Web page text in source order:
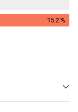
15.2%